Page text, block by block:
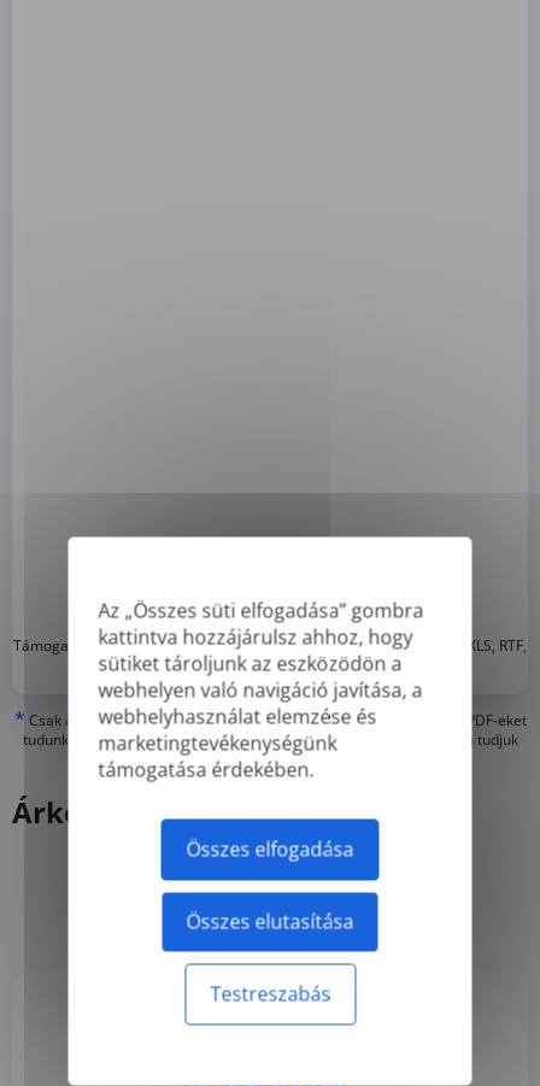
Az „Összes süti elfogadása” gombra
kattintva hozzájárulsz ahhoz, hogy
sütiket tároljunk az eszközödön a
webhelyen való navigáció javítása, a
webhelyhasználat elemzése és
marketingtevékenységünk
támogatása érdekében.
Összes elfogadása
Összes elutasítása
Testreszabás
Támogatott formátumok: DOC, DOCX, ODT, PDF*, CSV, PPTX, XLSX, XLS, RTF,
TXT
* Csak a 'valódi' vagy digitálisan létrehozott PDF-eket és kereshető PDF-eket
tudunk lefordítani, de a 'csak képes' vagy beszkennel PDF-eket nem tudjuk
lefordítani
Árképzés
Havi Évi